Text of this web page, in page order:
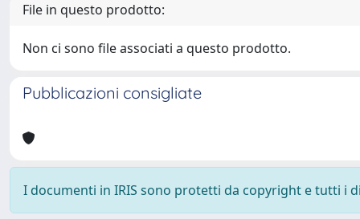
File in questo prodotto:
Non ci sono file associati a questo prodotto.
Pubblicazioni consigliate
I documenti in IRIS sono protetti da copyright e tutti i